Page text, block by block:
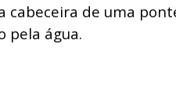
cabeceira de uma
pela água.